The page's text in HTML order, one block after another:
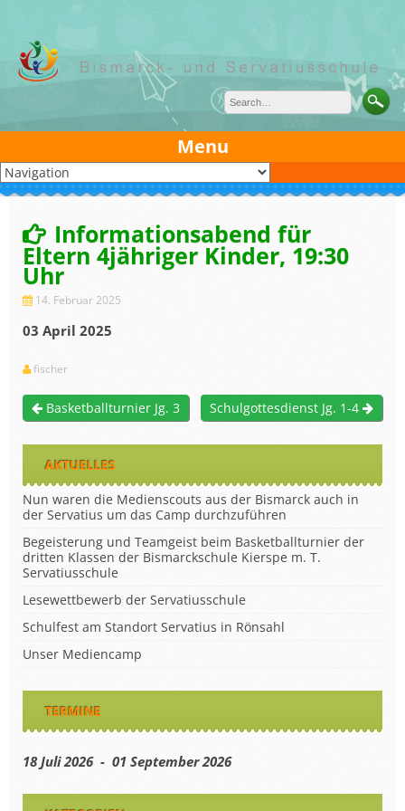
content
Menu
Informationsabend für
Eltern 4jähriger Kinder, 19:30
Uhr
14. Februar 2025
03 April 2025
fischer
Basketballturnier Jg. 3 Schulgottesdienst Jg. 1-4
AKTUELLES
Nun waren die Medienscouts aus der Bismarck auch in
der Servatius um das Camp durchzuführen
Begeisterung und Teamgeist beim Basketballturnier der
dritten Klassen der Bismarckschule Kierspe m. T.
Servatiusschule
Lesewettbewerb der Servatiusschule
Schulfest am Standort Servatius in Rönsahl
Unser Mediencamp
TERMINE
18 Juli 2026 - 01 September 2026